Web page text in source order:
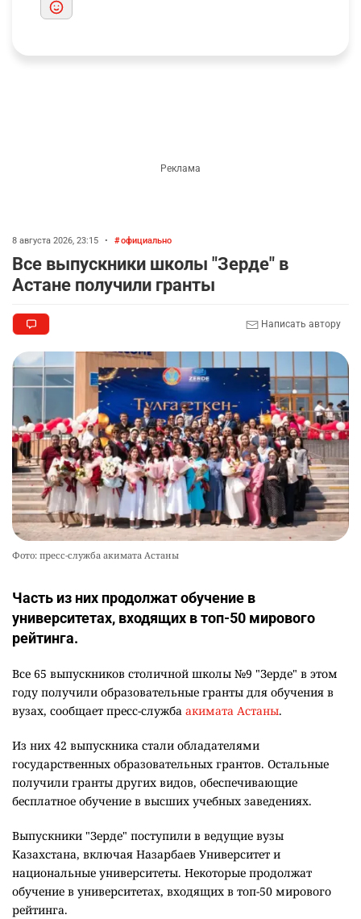
8 августа 2026, 23:15 • официально
Все выпускники школы "Зерде" в
Часть из них продолжат обучение в
университетах, входящих в топ-50 мирового
Все 65 выпускников столичной школы №9 "Зерде" в этом
году получили образовательные гранты для обучения в
Из них 42 выпускника стали обладателями
государственных образовательных грантов. Остальные
получили гранты других видов, обеспечивающие
Выпускники "Зерде" поступили в ведущие вузы
Казахстана, включая Назарбаев Университет и
национальные университеты. Некоторые продолжат
обучение в университетах, входящих в топ-50 мирового